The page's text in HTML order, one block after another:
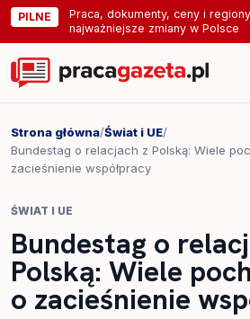
PILNE
Praca, dokumenty, ceny i
najważniejsze zmiany w Polsce
Strona główna/Świat i UE/
Bundestag o relacjach z Polską: Wiele
zacieśnienie współpracy
ŚWIAT I UE
Bundestag o
Polską: Wiele
o zacieśnienie